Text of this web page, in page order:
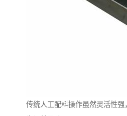
传统人工配料操作虽然灵活性